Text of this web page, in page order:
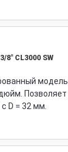
8" CL3000 SW
модель
Позволяет
D = 32 мм.